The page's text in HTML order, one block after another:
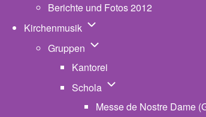
Berichte und Fotos 2012
Kirchenmusik Unternavigation von
Gruppen Unternavigation von Gruppen
Kantorei
Schola Unternavigation von
Messe de Nostre Dame